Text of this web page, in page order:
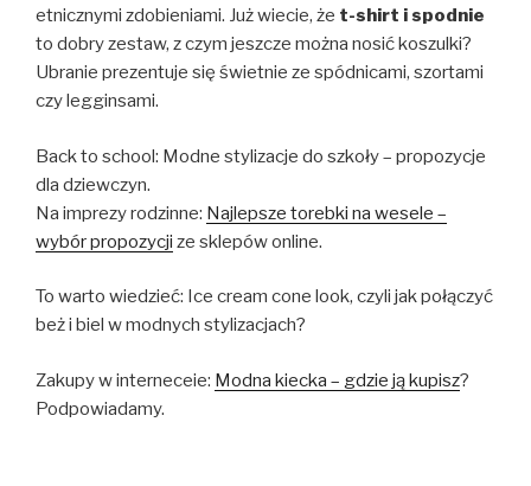
etnicznymi zdobieniami. Już wiecie, że t-shirt i spodnie
to dobry zestaw, z czym jeszcze można nosić koszulki?
Ubranie prezentuje się świetnie ze spódnicami, szortami
czy legginsami.
Back to school: Modne stylizacje do szkoły – propozycje
dla dziewczyn.
Na imprezy rodzinne: Najlepsze torebki na wesele –
wybór propozycji ze sklepów online.
To warto wiedzieć: Ice cream cone look, czyli jak połączyć
beż i biel w modnych stylizacjach?
Zakupy w interneceie: Modna kiecka – gdzie ją kupisz?
Podpowiadamy.